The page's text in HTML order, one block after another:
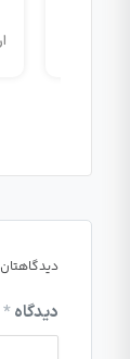
دیدگاه*